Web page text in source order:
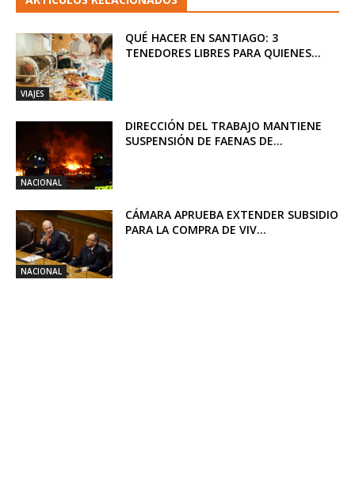
VIAJES
QUÉ HACER EN SANTIAGO: 3
TENEDORES LIBRES PARA QUIENES...
NACIONAL
DIRECCIÓN DEL TRABAJO MANTIENE
SUSPENSIÓN DE FAENAS DE...
NACIONAL
CÁMARA APRUEBA EXTENDER SUBSIDIO
PARA LA COMPRA DE VIV...